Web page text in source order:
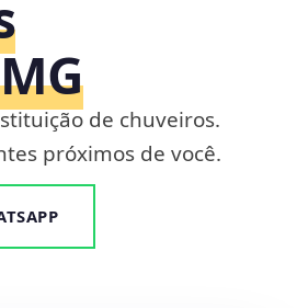
de chuveiros.
próximos de você.